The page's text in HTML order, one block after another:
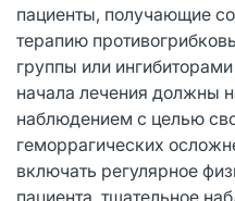
пациенты, получающие
терапию
группы или
начала лечения должны
наблюдением с целью
геморрагических
включать регулярное
пациента, тщательное